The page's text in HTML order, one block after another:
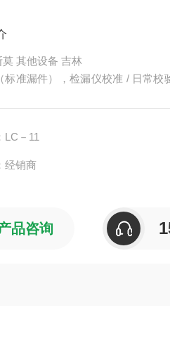
其他设备 吉林
标准漏件），检漏仪校准 / 日常
LC－11
经销商
品咨询